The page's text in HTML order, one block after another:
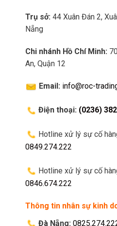
Trụ sở: 44 Xuân Đán 2,
Nẵng
Chi nhánh Hồ Chí Minh:
An, Quận 12
Email: info@roc-
Điện thoại: (0236)
Hotline xử lý sự cố
0849.274.222
Hotline xử lý sự cố
0846.674.222
Thông tin nhân sự kinh
Đà Nẵng: